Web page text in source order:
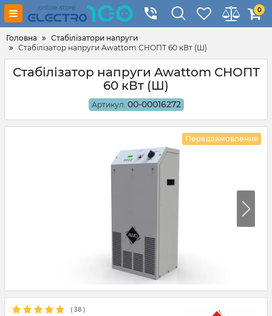
0
Головна
Стабілізатори напруги
Стабілізатор напруги Awattom СНОПТ 60 кВт (Ш)
Стабілізатор напруги Awattom СНОПТ
60 кВт (Ш)
Артикул: 00-00016272
Передзамовлення
( 38 )